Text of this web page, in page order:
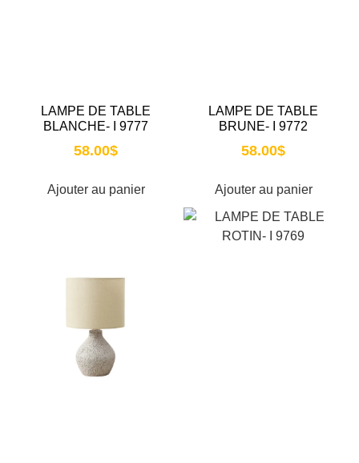
LAMPE DE TABLE
BLANCHE- I 9777
58.00$
Ajouter au panier
LAMPE DE TABLE
BRUNE- I 9772
58.00$
Ajouter au panier